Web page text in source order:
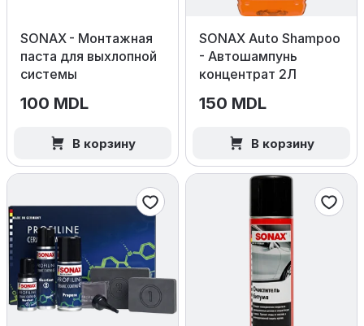
SONAX - Монтажная
паста для выхлопной
системы
100 MDL
В корзину
SONAX Auto Shampoo
- Автошампунь
концентрат 2Л
150 MDL
В корзину